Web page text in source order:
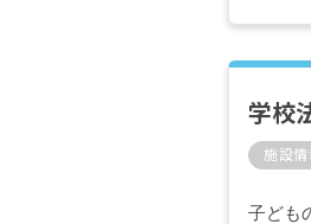
学校
施設情
子ども